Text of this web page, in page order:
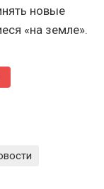
новые
«на земле».